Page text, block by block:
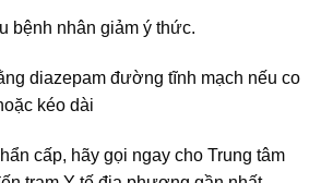
bệnh nhân giảm ý thức.
diazepam đường tĩnh mạch nếu co
kéo dài
cấp, hãy gọi ngay cho Trung tâm